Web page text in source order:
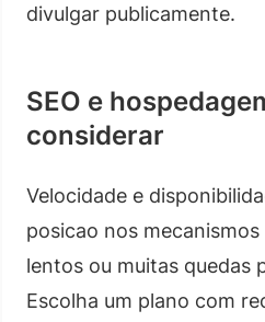
divulgar publicamente.
SEO e
considerar
Velocidade e
posicao nos
lentos ou muitas quedas
Escolha um plano com